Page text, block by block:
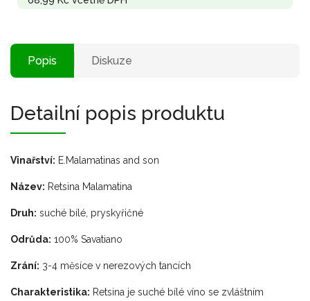
Popis Diskuze
Detailní popis produktu
Vinařství: E.Malamatinas and son
Název: Retsina Malamatina
Druh: suché bílé, pryskyřičné
Odrůda: 100% Savatiano
Zrání: 3-4 měsíce v nerezových tancích
Charakteristika: Retsina je suché bílé víno se zvláštním